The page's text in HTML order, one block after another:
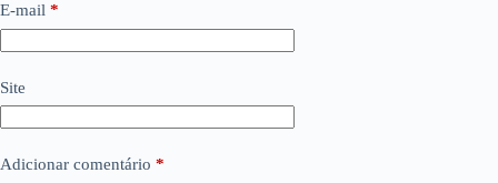
E-mail *
Site
Adicionar comentário *